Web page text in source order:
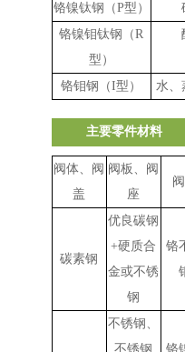
铬镍钛钢（P型）
铬镍钼钛钢（R
型）
铬钼钢（I型） 水、
主要零件材料
阀体、阀
盖
阀板、阀
座
碳素钢
优良碳钢
+硬质合
金或不锈
钢
铬
不锈钢、
不锈钢
铬